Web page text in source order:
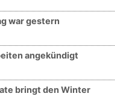
war gestern
angekündigt
bringt den Winter